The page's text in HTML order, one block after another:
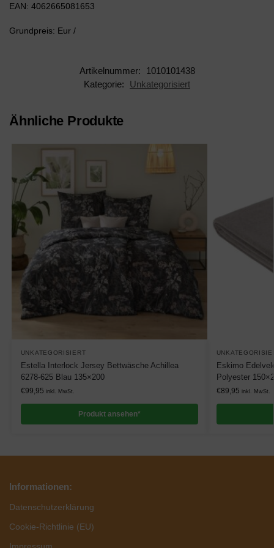
EAN: 4062665081653
Grundpreis: Eur /
Artikelnummer:
1010101438
Kategorie:
Unkategorisiert
Ähnliche Produkte
UNKATEGORISIERT
Estella Interlock Jersey Bettwäsche Achillea
6278-625 Blau 135×200
€99,95 inkl. MwSt.
Produkt ansehen*
Eskimo
Polyester
€89,95 inkl. MwSt.
Informationen:
Datenschutzerklärung
Cookie-Richtlinie (EU)